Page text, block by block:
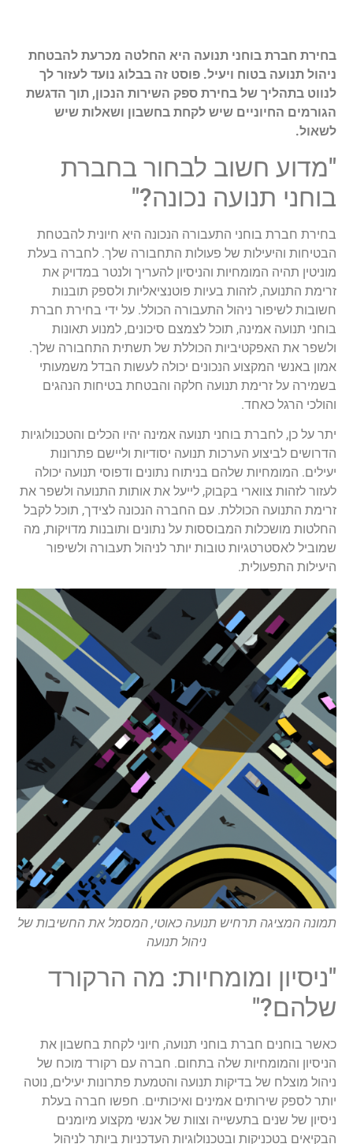
בחירת חברת בוחני תנועה היא החלטה מכרעת להבטחת
ניהול תנועה בטוח ויעיל. פוסט זה בבלוג נועד לעזור לך
לנווט בתהליך של בחירת ספק השירות הנכון, תוך הדגשת
הגורמים החיוניים שיש לקחת בחשבון ושאלות שיש
לשאול.
"מדוע חשוב לבחור בחברת
בוחני תנועה נכונה?"
בחירת חברת בוחני התעבורה הנכונה היא חיונית להבטחת
הבטיחות והיעילות של פעולות התחבורה שלך. לחברה בעלת
מוניטין תהיה המומחיות והניסיון להעריך ולנטר במדויק את
זרימת התנועה, לזהות בעיות פוטנציאליות ולספק תובנות
חשובות לשיפור ניהול התעבורה הכולל. על ידי בחירת חברת
בוחני תנועה אמינה, תוכל לצמצם סיכונים, למנוע תאונות
ולשפר את האפקטיביות הכוללת של תשתית התחבורה שלך.
אמון באנשי המקצוע הנכונים יכולה לעשות הבדל משמעותי
בשמירה על זרימת תנועה חלקה והבטחת בטיחות הנהגים
והולכי הרגל כאחד.
יתר על כן, לחברת בוחני תנועה אמינה יהיו הכלים והטכנולוגיות
הדרושים לביצוע הערכות תנועה יסודיות וליישם פתרונות
יעילים. המומחיות שלהם בניתוח נתונים ודפוסי תנועה יכולה
לעזור לזהות צווארי בקבוק, לייעל את אותות התנועה ולשפר את
זרימת התנועה הכוללת. עם החברה הנכונה לצידך, תוכל לקבל
החלטות מושכלות המבוססות על נתונים ותובנות מדויקות, מה
שמוביל לאסטרטגיות טובות יותר לניהול תעבורה ולשיפור
היעילות התפעולית.
תמונה המציגה תרחיש תנועה כאוטי, המסמל את החשיבות של
ניהול תנועה
"ניסיון ומומחיות: מה הרקורד
שלהם?"
כאשר בוחנים חברת בוחני תנועה, חיוני לקחת בחשבון את
הניסיון והמומחיות שלה בתחום. חברה עם רקורד מוכח של
ניהול מוצלח של בדיקות תנועה והטמעת פתרונות יעילים, נוטה
יותר לספק שירותים אמינים ואיכותיים. חפשו חברה בעלת
ניסיון של שנים בתעשייה וצוות של אנשי מקצוע מיומנים
הבקיאים בטכניקות ובטכנולוגיות העדכניות ביותר לניהול